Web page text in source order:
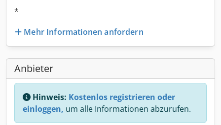
*
Mehr Informationen anfordern
Anbieter
Hinweis: Kostenlos registrieren oder
einloggen, um alle Informationen abzurufen.